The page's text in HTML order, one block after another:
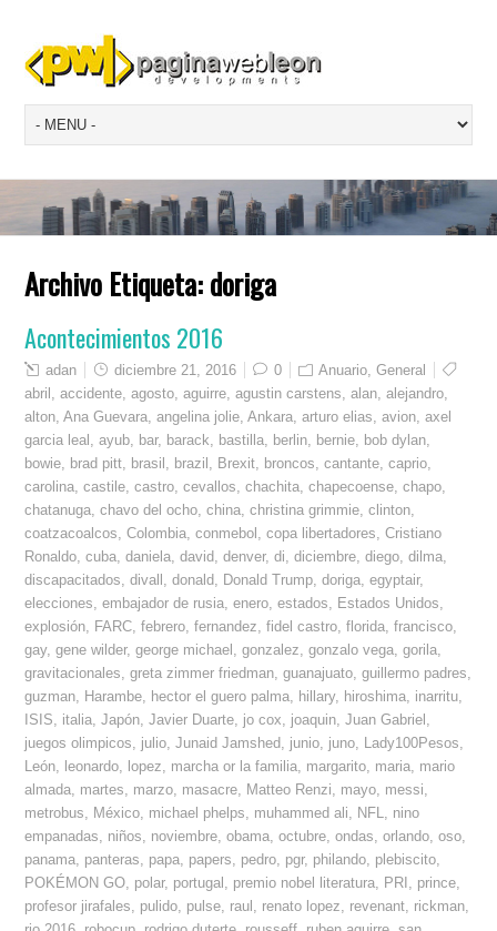
Archivo Etiqueta:doriga
Acontecimientos 2016
adan diciembre 21, 2016 0 Anuario ,General
abril
,accidente ,agosto ,aguirre ,agustin carstens ,alan ,alejandro
alton ,Ana Guevara ,angelina jolie ,Ankara ,arturo elias ,avion ,axel
garcia leal
,ayub bar, barack bastilla berlin bernie bob dylan
bowie
brad pitt brasil brazil Brexit broncos ,cantante ,caprio
carolina ,castile ,castro ,cevallos ,chachita ,chapecoense ,chapo
chatanuga ,chavo del ocho ,china ,christina grimmie ,clinton
coatzacoalcos ,Colombia ,conmebol ,copa libertadores ,Cristiano
Ronaldo ,cuba ,daniela ,david ,denver,di ,diciembre ,diego ,dilma
discapacitados ,divall ,donald Donald Trump ,doriga ,egyptair,
elecciones ,embajador de rusia ,enero ,estados Estados Unidos
explosión
FARC ,febrero ,fernandez ,fidel castro ,florida ,francisco
gay,gene wilder,george michael ,gonzalez ,gonzalo vega ,gorila
gravitacionales ,greta zimmer friedman ,guanajuato ,guillermo padres
guzman
Harambe hector el guero palma hillary, hiroshima inarritu
ISIS
italia ,Japón ,Javier Duarte jo cox joaquin ,Juan Gabriel
juegos olimpicos
julio ,Junaid Jamshed junio juno Lady100Pesos
León
leonardo lopez marcha or la familia margarito maria mario
almada martes marzo masacre Matteo Renzi mayo messi
metrobus
México michael phelps muhammed ali NFL
nino
empanadas
niños noviembre ,obama ,octubre ,ondas ,orlando ,oso
panama panteras papa papers pedro pgr, philando plebiscito
POKÉMON GO polar, portugal premio nobel literatura PRI prince
profesor jirafales
pulido pulse raul renato lopez revenant rickman